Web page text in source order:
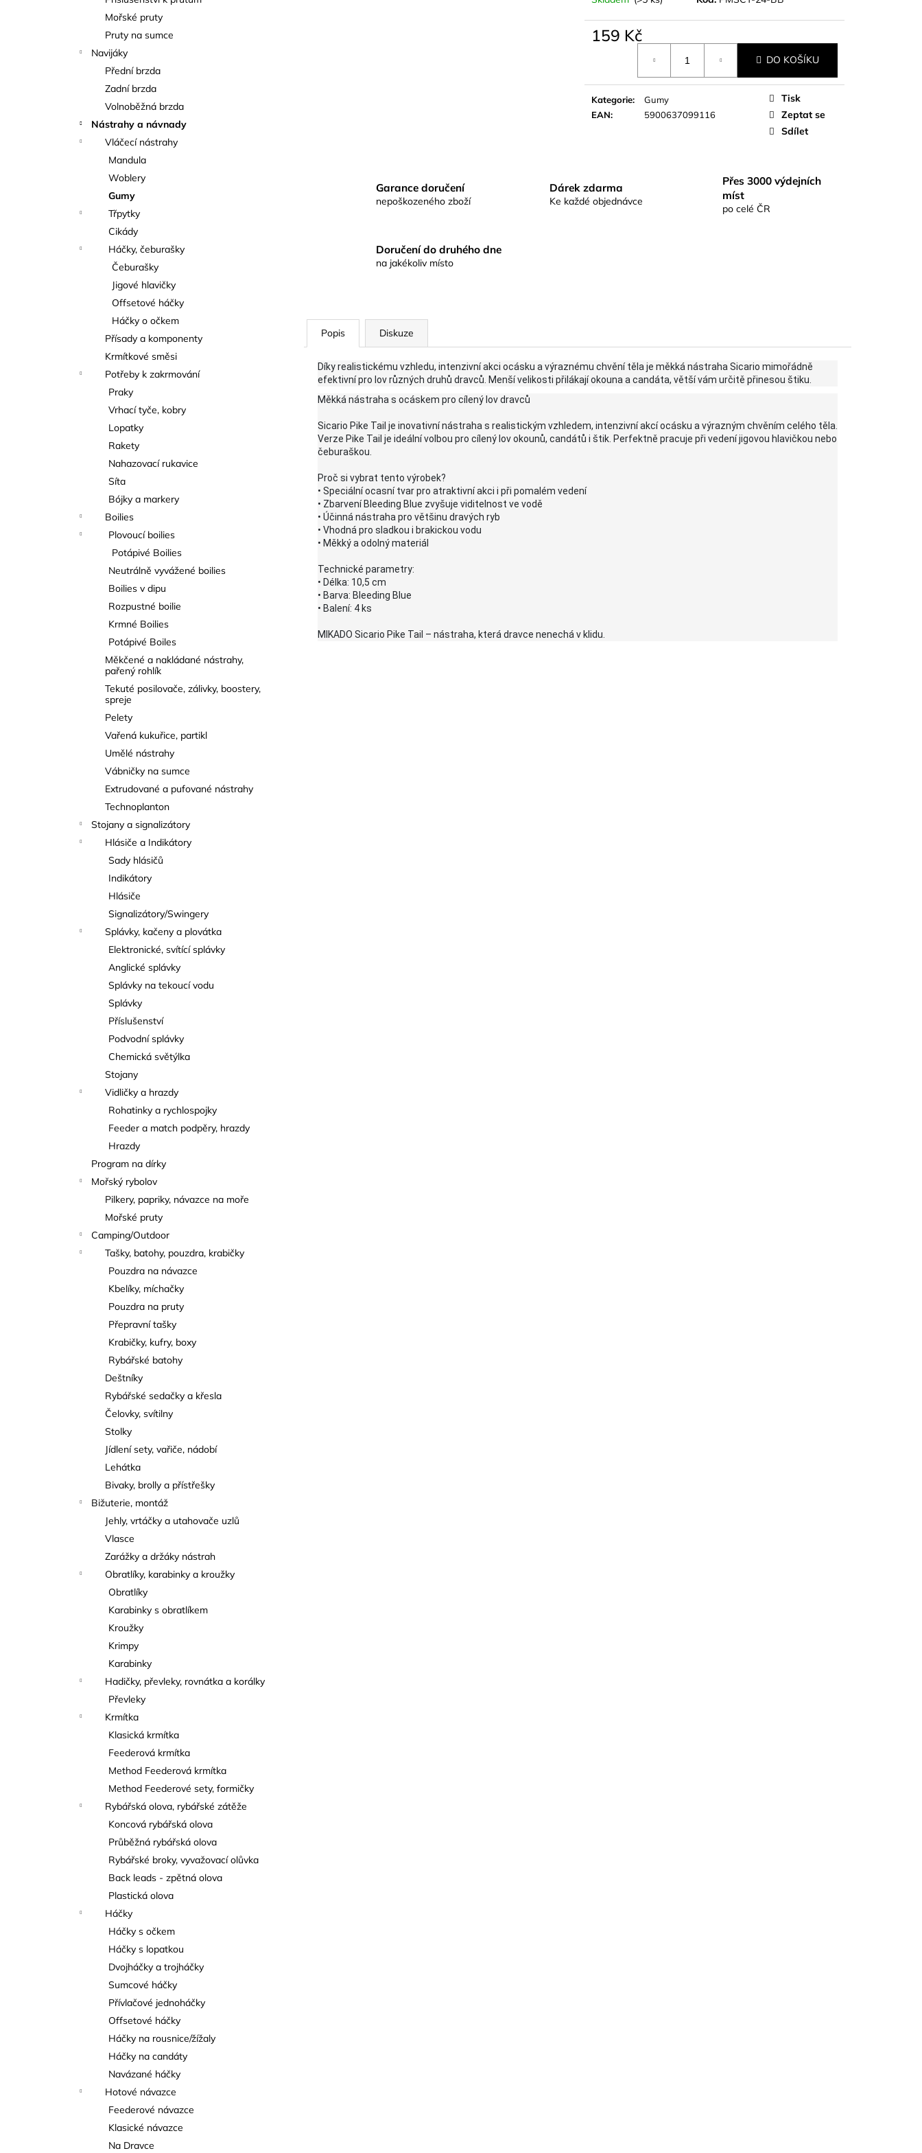
Mořské pruty
Pruty na sumce
Navijáky
Přední brzda
Zadní brzda
Volnoběžná brzda
Nástrahy a návnady
Vláčecí nástrahy
Mandula
Woblery
Gumy
Třpytky
Cikády
Háčky, čeburašky
Čeburašky
Jigové hlavičky
Offsetové háčky
Háčky o očkem
Přísady a komponenty
Krmítkové směsi
Potřeby k zakrmování
Praky
Vrhací tyče, kobry
Lopatky
Rakety
Nahazovací rukavice
Síta
Bójky a markery
Boilies
Plovoucí boilies
Potápivé Boilies
Neutrálně vyvážené boilies
Boilies v dipu
Rozpustné boilie
Krmné Boilies
Potápivé Boiles
Měkčené a nakládané nástrahy,
pařený rohlík
Tekuté posilovače, zálivky, boostery,
spreje
Pelety
Vařená kukuřice, partikl
Umělé nástrahy
Vábničky na sumce
Extrudované a pufované nástrahy
Technoplanton
Stojany a signalizátory
Hlásiče a Indikátory
Sady hlásičů
Indikátory
Hlásiče
Signalizátory/Swingery
Splávky, kačeny a plovátka
Elektronické, svítící splávky
Anglické splávky
Splávky na tekoucí vodu
Splávky
Příslušenství
Podvodní splávky
Chemická světýlka
Stojany
Vidličky a hrazdy
Rohatinky a rychlospojky
Feeder a match podpěry, hrazdy
Hrazdy
Program na dírky
Mořský rybolov
Pilkery, papriky, návazce na moře
Mořské pruty
Camping/Outdoor
Tašky, batohy, pouzdra, krabičky
Pouzdra na návazce
Kbelíky, míchačky
Pouzdra na pruty
Přepravní tašky
Krabičky, kufry, boxy
Rybářské batohy
Deštníky
Rybářské sedačky a křesla
Čelovky, svítilny
Stolky
Jídlení sety, vařiče, nádobí
Lehátka
Bivaky, brolly a přístřešky
Bižuterie, montáž
Jehly, vrtáčky a utahovače uzlů
Vlasce
Zarážky a držáky nástrah
Obratlíky, karabinky a kroužky
Obratlíky
Karabinky s obratlíkem
Kroužky
Krimpy
Karabinky
Hadičky, převleky, rovnátka a korálky
Převleky
Krmítka
Klasická krmítka
Feederová krmítka
Method Feederová krmítka
Method Feederové sety, formičky
Rybářská olova, rybářské zátěže
Koncová rybářská olova
Průběžná rybářská olova
Rybářské broky, vyvažovací olůvka
Back leads - zpětná olova
Plastická olova
Háčky
Háčky s očkem
Háčky s lopatkou
Dvojháčky a trojháčky
Sumcové háčky
Přívlačové jednoháčky
Offsetové háčky
Háčky na rousnice/žížaly
Háčky na candáty
Navázané háčky
Hotové návazce
Feederové návazce
Klasické návazce
Na Dravce
159 Kč
DO KOŠÍKU
Kategorie:
Gumy
EAN: 5900637099116
Tisk
Zeptat se
Sdílet
Garance doručení
nepoškozeného zboží
Dárek zdarma
Ke každé objednávce
Přes 3000 výdejních
míst
po celé ČR
Doručení do druhého dne
na jakékoliv místo
Popis Diskuze
Díky realistickému vzhledu, intenzivní akci ocásku a výraznému chvění těla je měkká nástraha Sicario mimořádně
efektivní pro lov různých druhů dravců. Menší velikosti přilákají okouna a candáta, větší vám určitě přinesou štiku.
Měkká nástraha s ocáskem pro cílený lov dravců
Sicario Pike Tail je inovativní nástraha s realistickým vzhledem, intenzivní akcí ocásku a výrazným chvěním celého těla.
Verze Pike Tail je ideální volbou pro cílený lov okounů, candátů i štik. Perfektně pracuje při vedení jigovou hlavičkou nebo
čeburaškou.
Proč si vybrat tento výrobek?
• Speciální ocasní tvar pro atraktivní akci i při pomalém vedení
• Zbarvení Bleeding Blue zvyšuje viditelnost ve vodě
• Účinná nástraha pro většinu dravých ryb
• Vhodná pro sladkou i brakickou vodu
• Měkký a odolný materiál
Technické parametry:
• Délka: 10,5 cm
• Barva: Bleeding Blue
• Balení: 4 ks
MIKADO Sicario Pike Tail – nástraha, která dravce nenechá v klidu.
KAPROVÁ SMĚS RICHARDA
KONOPÁSKA RIKOMIX KAPR ČERVENÝ
KAPROVÁ SMĚS RICHARDKA